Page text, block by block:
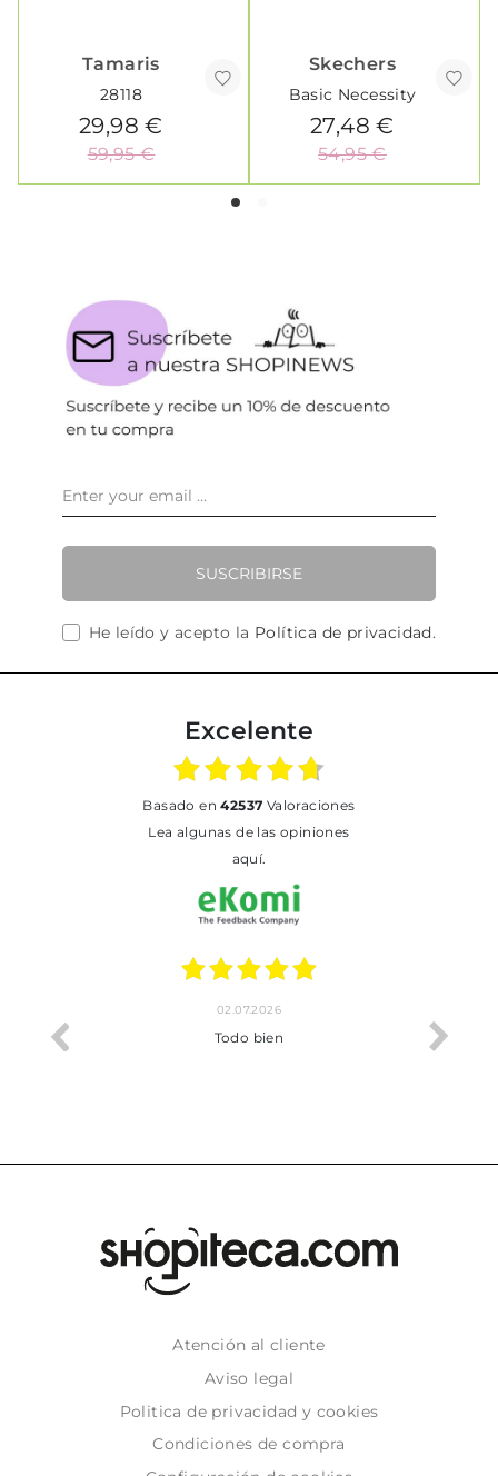
Tamaris
28118
29,98 €
59,95 €
Skechers
Basic Necessity
27,48 €
54,95 €
SUSCRIBIRSE
He leído y acepto la Política de privacidad.
Excelente
basado en42537 Valoraciones
Lea algunas de las opiniones
aquí.
02.07.2026
Todo bien
Atención al cliente
Aviso legal
Politica de privacidad y cookies
Condiciones de compra